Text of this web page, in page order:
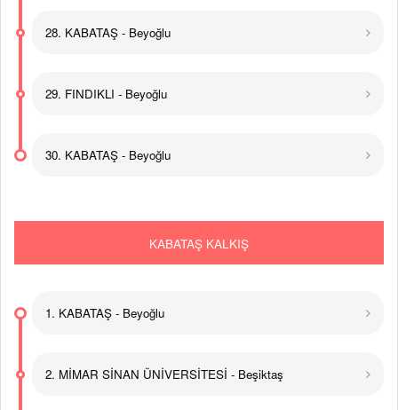
28. KABATAŞ - Beyoğlu
29. FINDIKLI - Beyoğlu
30. KABATAŞ - Beyoğlu
KABATAŞ KALKIŞ
1. KABATAŞ - Beyoğlu
2. MİMAR SİNAN ÜNİVERSİTESİ - Beşiktaş